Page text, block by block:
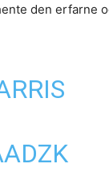
den erfarne